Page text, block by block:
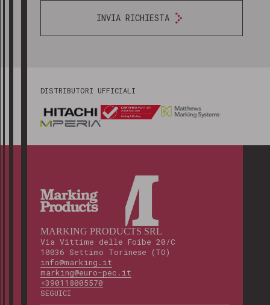
INVIA RICHIESTA
DISTRIBUTORI UFFICIALI
MARKING PRODUCTS SRL
Via Vittime delle Foibe 20/C
10036 Settimo Torinese (TO)
info@marking.it
marking@euro-pec.it
+390118005570
SEGUICI